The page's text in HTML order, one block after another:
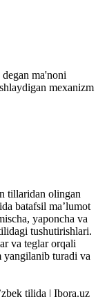
ma'noni
mexanizm
tillaridan olingan
batafsil maʼlumot
yaponcha va
tushutirishlari.
va teglar orqali
turadi va
tilida | Ibora.uz